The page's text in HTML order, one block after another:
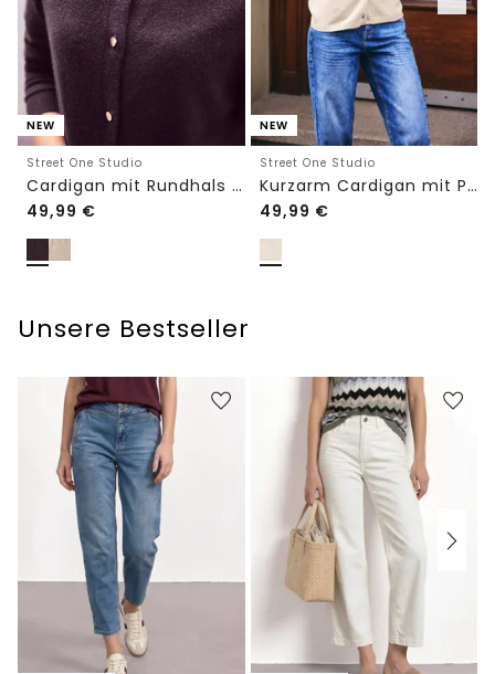
NEW
Street One Studio
Cardigan mit Rundhals und Knöpfen
49,99 €
NEW
Street One Studio
Kurzarm Cardigan mit Polokragen
49,99 €
Unsere Bestseller